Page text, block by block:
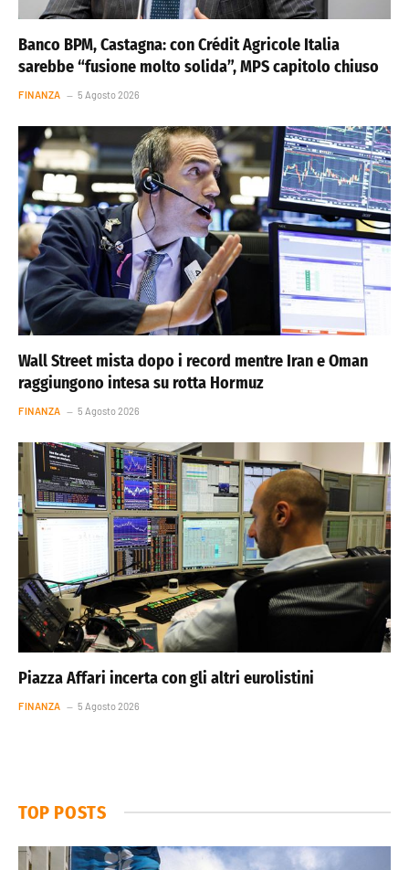
Banco BPM, Castagna: con Crédit Agricole Italia
sarebbe “fusione molto solida”, MPS capitolo chiuso
FINANZA 5 Agosto 2026
Wall Street mista dopo i record mentre Iran e Oman
raggiungono intesa su rotta Hormuz
FINANZA 5 Agosto 2026
Piazza Affari incerta con gli altri eurolistini
FINANZA 5 Agosto 2026
TOP POSTS